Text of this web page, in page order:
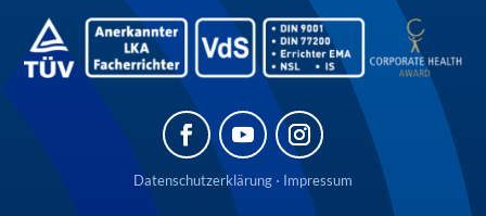
Datenschutzerklärung ⋅ Impressum